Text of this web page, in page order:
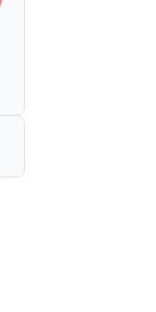
LinkedIn
link